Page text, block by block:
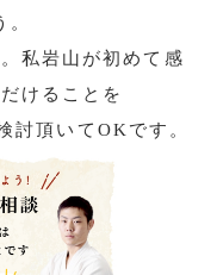
私岩山が初めて感
けることを
討頂いてOKです。